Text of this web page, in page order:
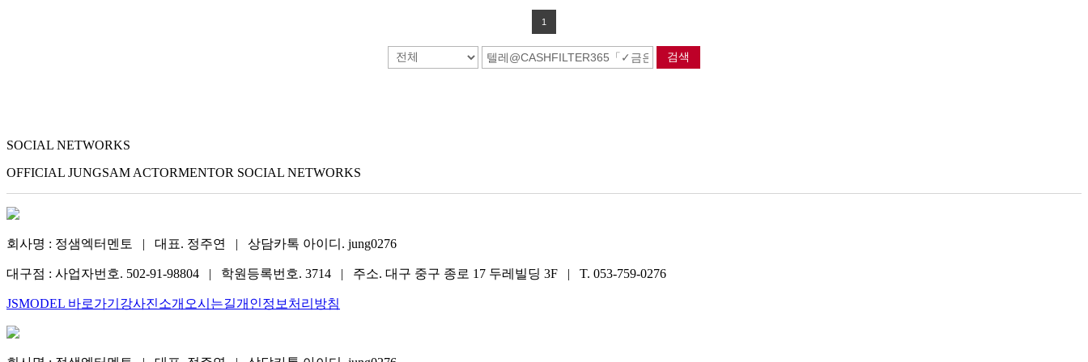
1
검색
SOCIAL NETWORKS
OFFICIAL JUNGSAM ACTORMENTOR SOCIAL NETWORKS
회사명 : 정샘엑터멘토 | 대표. 정주연 | 상담카톡 아이디. jung0276
대구점 : 사업자번호. 502-91-98804 | 학원등록번호. 3714 | 주소. 대구 중구 종로 17 두레빌딩 3F | T. 053-759-0276
JSMODEL 바로가기 강사진소개 오시는길개인정보처리방침